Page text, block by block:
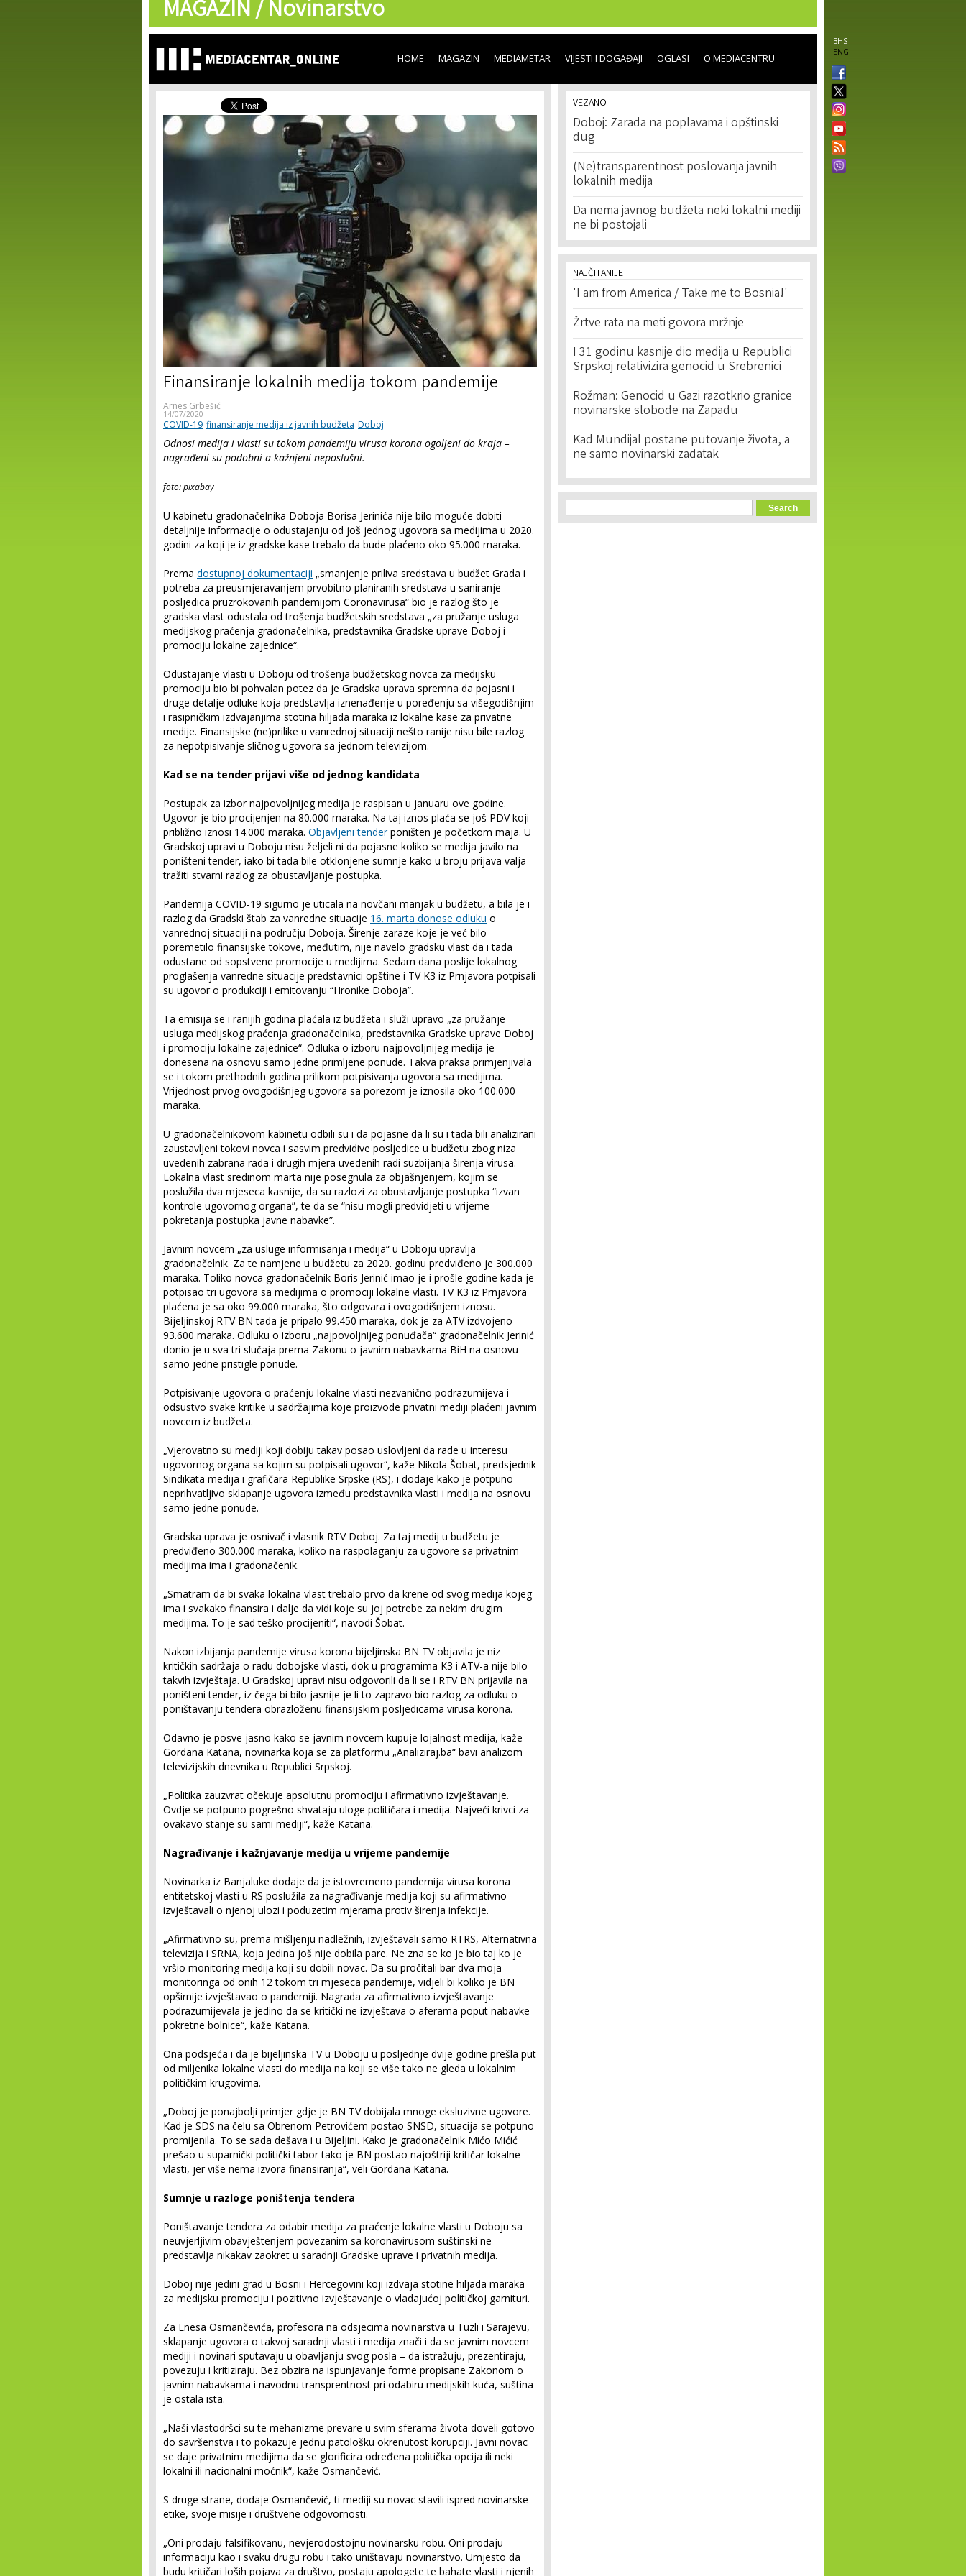
content
MAGAZIN /Novinarstvo
BHS
ENG
HOME MAGAZIN MEDIAMETAR VIJESTI I DOGAĐAJI OGLASI O MEDIACENTRU
Finansiranje lokalnih medija tokom pandemije
Arnes Grbešić
14/07/2020
COVID-19 finansiranje medija iz javnih budžeta Doboj
Odnosi medija i vlasti su tokom pandemiju virusa korona ogoljeni do kraja –
nagrađeni su podobni a kažnjeni neposlušni.
foto: pixabay
U kabinetu gradonačelnika Doboja Borisa Jerinića nije bilo moguće dobiti
detaljnije informacije o odustajanju od još jednog ugovora sa medijima u 2020.
godini za koji je iz gradske kase trebalo da bude plaćeno oko 95.000 maraka.
Prema dostupnoj dokumentaciji „smanjenje priliva sredstava u budžet Grada i
potreba za preusmjeravanjem prvobitno planiranih sredstava u saniranje
posljedica pruzrokovanih pandemijom Coronavirusa“ bio je razlog što je
gradska vlast odustala od trošenja budžetskih sredstava „za pružanje usluga
medijskog praćenja gradonačelnika, predstavnika Gradske uprave Doboj i
promociju lokalne zajednice“.
Odustajanje vlasti u Doboju od trošenja budžetskog novca za medijsku
promociju bio bi pohvalan potez da je Gradska uprava spremna da pojasni i
druge detalje odluke koja predstavlja iznenađenje u poređenju sa višegodišnjim
i rasipničkim izdvajanjima stotina hiljada maraka iz lokalne kase za privatne
medije. Finansijske (ne)prilike u vanrednoj situaciji nešto ranije nisu bile razlog
za nepotpisivanje sličnog ugovora sa jednom televizijom.
Kad se na tender prijavi više od jednog kandidata
Postupak za izbor najpovoljnijeg medija je raspisan u januaru ove godine.
Ugovor je bio procijenjen na 80.000 maraka. Na taj iznos plaća se još PDV koji
približno iznosi 14.000 maraka. Objavljeni tenderponišten je početkom maja. U
Gradskoj upravi u Doboju nisu željeli ni da pojasne koliko se medija javilo na
poništeni tender, iako bi tada bile otklonjene sumnje kako u broju prijava valja
tražiti stvarni razlog za obustavljanje postupka.
Pandemija COVID-19 sigurno je uticala na novčani manjak u budžetu, a bila je i
razlog da Gradski štab za vanredne situacije 16. marta donose odluku o
vanrednoj situaciji na području Doboja. Širenje zaraze koje je već bilo
poremetilo finansijske tokove, međutim, nije navelo gradsku vlast da i tada
odustane od sopstvene promocije u medijima. Sedam dana poslije lokalnog
proglašenja vanredne situacije predstavnici opštine i TV K3 iz Prnjavora potpisali
su ugovor o produkciji i emitovanju “Hronike Doboja”.
Ta emisija se i ranijih godina plaćala iz budžeta i služi upravo „za pružanje
usluga medijskog praćenja gradonačelnika, predstavnika Gradske uprave Doboj
i promociju lokalne zajednice“. Odluka o izboru najpovoljnijeg medija je
donesena na osnovu samo jedne primljene ponude. Takva praksa primjenjivala
se i tokom prethodnih godina prilikom potpisivanja ugovora sa medijima.
Vrijednost prvog ovogodišnjeg ugovora sa porezom je iznosila oko 100.000
maraka.
U gradonačelnikovom kabinetu odbili su i da pojasne da li su i tada bili analizirani
zaustavljeni tokovi novca i sasvim predvidive posljedice u budžetu zbog niza
uvedenih zabrana rada i drugih mjera uvedenih radi suzbijanja širenja virusa.
Lokalna vlast sredinom marta nije posegnula za objašnjenjem, kojim se
poslužila dva mjeseca kasnije, da su razlozi za obustavljanje postupka “izvan
kontrole ugovornog organa”, te da se “nisu mogli predvidjeti u vrijeme
pokretanja postupka javne nabavke”.
Javnim novcem „za usluge informisanja i medija“ u Doboju upravlja
gradonačelnik. Za te namjene u budžetu za 2020. godinu predviđeno je 300.000
maraka. Toliko novca gradonačelnik Boris Jerinić imao je i prošle godine kada je
potpisao tri ugovora sa medijima o promociji lokalne vlasti. TV K3 iz Prnjavora
plaćena je sa oko 99.000 maraka, što odgovara i ovogodišnjem iznosu.
Bijeljinskoj RTV BN tada je pripalo 99.450 maraka, dok je za ATV izdvojeno
93.600 maraka. Odluku o izboru „najpovoljnijeg ponuđača“ gradonačelnik Jerinić
donio je u sva tri slučaja prema Zakonu o javnim nabavkama BiH na osnovu
samo jedne pristigle ponude.
Potpisivanje ugovora o praćenju lokalne vlasti nezvanično podrazumijeva i
odsustvo svake kritike u sadržajima koje proizvode privatni mediji plaćeni javnim
novcem iz budžeta.
„Vjerovatno su mediji koji dobiju takav posao uslovljeni da rade u interesu
ugovornog organa sa kojim su potpisali ugovor“, kaže Nikola Šobat, predsjednik
Sindikata medija i grafičara Republike Srpske (RS), i dodaje kako je potpuno
neprihvatljivo sklapanje ugovora između predstavnika vlasti i medija na osnovu
samo jedne ponude.
Gradska uprava je osnivač i vlasnik RTV Doboj. Za taj medij u budžetu je
predviđeno 300.000 maraka, koliko na raspolaganju za ugovore sa privatnim
medijima ima i gradonačenik.
„Smatram da bi svaka lokalna vlast trebalo prvo da krene od svog medija kojeg
ima i svakako finansira i dalje da vidi koje su joj potrebe za nekim drugim
medijima. To je sad teško procijeniti“, navodi Šobat.
Nakon izbijanja pandemije virusa korona bijeljinska BN TV objavila je niz
kritičkih sadržaja o radu dobojske vlasti, dok u programima K3 i ATV-a nije bilo
takvih izvještaja. U Gradskoj upravi nisu odgovorili da li se i RTV BN prijavila na
poništeni tender, iz čega bi bilo jasnije je li to zapravo bio razlog za odluku o
poništavanju tendera obrazloženu finansijskim posljedicama virusa korona.
Odavno je posve jasno kako se javnim novcem kupuje lojalnost medija, kaže
Gordana Katana, novinarka koja se za platformu „Analiziraj.ba“ bavi analizom
televizijskih dnevnika u Republici Srpskoj.
„Politika zauzvrat očekuje apsolutnu promociju i afirmativno izvještavanje.
Ovdje se potpuno pogrešno shvataju uloge političara i medija. Najveći krivci za
ovakavo stanje su sami mediji“, kaže Katana.
Nagrađivanje i kažnjavanje medija u vrijeme pandemije
Novinarka iz Banjaluke dodaje da je istovremeno pandemija virusa korona
entitetskoj vlasti u RS poslužila za nagrađivanje medija koji su afirmativno
izvještavali o njenoj ulozi i poduzetim mjerama protiv širenja infekcije.
„Afirmativno su, prema mišljenju nadležnih, izvještavali samo RTRS, Alternativna
televizija i SRNA, koja jedina još nije dobila pare. Ne zna se ko je bio taj ko je
vršio monitoring medija koji su dobili novac. Da su pročitali bar dva moja
monitoringa od onih 12 tokom tri mjeseca pandemije, vidjeli bi koliko je BN
opširnije izvještavao o pandemiji. Nagrada za afirmativno izvještavanje
podrazumijevala je jedino da se kritički ne izvještava o aferama poput nabavke
pokretne bolnice“, kaže Katana.
Ona podsjeća i da je bijeljinska TV u Doboju u posljednje dvije godine prešla put
od miljenika lokalne vlasti do medija na koji se više tako ne gleda u lokalnim
političkim krugovima.
„Doboj je ponajbolji primjer gdje je BN TV dobijala mnoge eksluzivne ugovore.
Kad je SDS na čelu sa Obrenom Petrovićem postao SNSD, situacija se potpuno
promijenila. To se sada dešava i u Bijeljini. Kako je gradonačelnik Mićo Mićić
prešao u suparnički politički tabor tako je BN postao najoštriji kritičar lokalne
vlasti, jer više nema izvora finansiranja“, veli Gordana Katana.
Sumnje u razloge poništenja tendera
Poništavanje tendera za odabir medija za praćenje lokalne vlasti u Doboju sa
neuvjerljivim obavještenjem povezanim sa koronavirusom suštinski ne
predstavlja nikakav zaokret u saradnji Gradske uprave i privatnih medija.
Doboj nije jedini grad u Bosni i Hercegovini koji izdvaja stotine hiljada maraka
za medijsku promociju i pozitivno izvještavanje o vladajućoj političkoj garnituri.
Za Enesa Osmančevića, profesora na odsjecima novinarstva u Tuzli i Sarajevu,
sklapanje ugovora o takvoj saradnji vlasti i medija znači i da se javnim novcem
mediji i novinari sputavaju u obavljanju svog posla – da istražuju, prezentiraju,
povezuju i kritiziraju. Bez obzira na ispunjavanje forme propisane Zakonom o
javnim nabavkama i navodnu transprentnost pri odabiru medijskih kuća, suština
je ostala ista.
„Naši vlastodršci su te mehanizme prevare u svim sferama života doveli gotovo
do savršenstva i to pokazuje jednu patološku okrenutost korupciji. Javni novac
se daje privatnim medijima da se glorificira određena politička opcija ili neki
lokalni ili nacionalni moćnik“, kaže Osmančević.
S druge strane, dodaje Osmančević, ti mediji su novac stavili ispred novinarske
etike, svoje misije i društvene odgovornosti.
„Oni prodaju falsifikovanu, nevjerodostojnu novinarsku robu. Oni prodaju
informaciju kao i svaku drugu robu i tako uništavaju novinarstvo. Umjesto da
budu kritičari loših pojava za društvo, postaju apologete te bahate vlasti i njenih
VEZANO
Doboj: Zarada na poplavama i opštinski
dug
(Ne)transparentnost poslovanja javnih
lokalnih medija
Da nema javnog budžeta neki lokalni mediji
ne bi postojali
NAJČITANIJE
'I am from America / Take me to Bosnia!'
Žrtve rata na meti govora mržnje
I 31 godinu kasnije dio medija u Republici
Srpskoj relativizira genocid u Srebrenici
Rožman: Genocid u Gazi razotkrio granice
novinarske slobode na Zapadu
Kad Mundijal postane putovanje života, a
ne samo novinarski zadatak
Search form
Search